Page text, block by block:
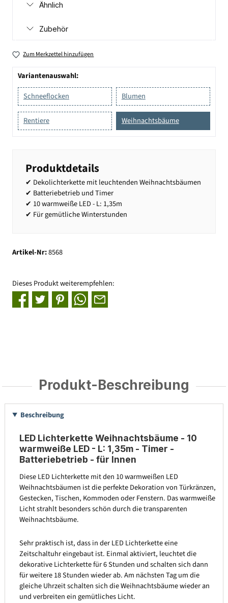
Ähnlich
Zubehör
Zum Merkzettel hinzufügen
Variantenauswahl:
Schneeflocken
Blumen
Rentiere Weihnachtsbäume
Produktdetails
✔ Dekolichterkette mit leuchtenden Weihnachtsbäumen
✔ Batteriebetrieb und Timer
✔ 10 warmweiße LED - L: 1,35m
✔ Für gemütliche Winterstunden
Artikel-Nr:8568
Dieses Produkt weiterempfehlen:
Produkt-Beschreibung
Beschreibung
LED Lichterkette Weihnachtsbäume - 10
warmweiße LED - L: 1,35m - Timer -
Batteriebetrieb - für Innen
Diese LED Lichterkette mit den 10 warmweißen LED
Weihnachtsbäumen ist die perfekte Dekoration von Türkränzen,
Gestecken, Tischen, Kommoden oder Fenstern. Das warmweiße
Licht strahlt besonders schön durch die transparenten
Weihnachtsbäume.
Sehr praktisch ist, dass in der LED Lichterkette eine
Zeitschaltuhr eingebaut ist. Einmal aktiviert, leuchtet die
dekorative Lichterkette für 6 Stunden und schalten sich dann
für weitere 18 Stunden wieder ab. Am nächsten Tag um die
gleiche Uhrzeit schalten sich die Weihnachtsbäume wieder an
und verbreiten ein gemütliches Licht.